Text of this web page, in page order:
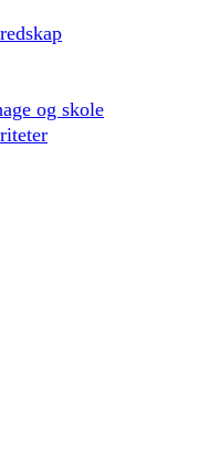
og skole